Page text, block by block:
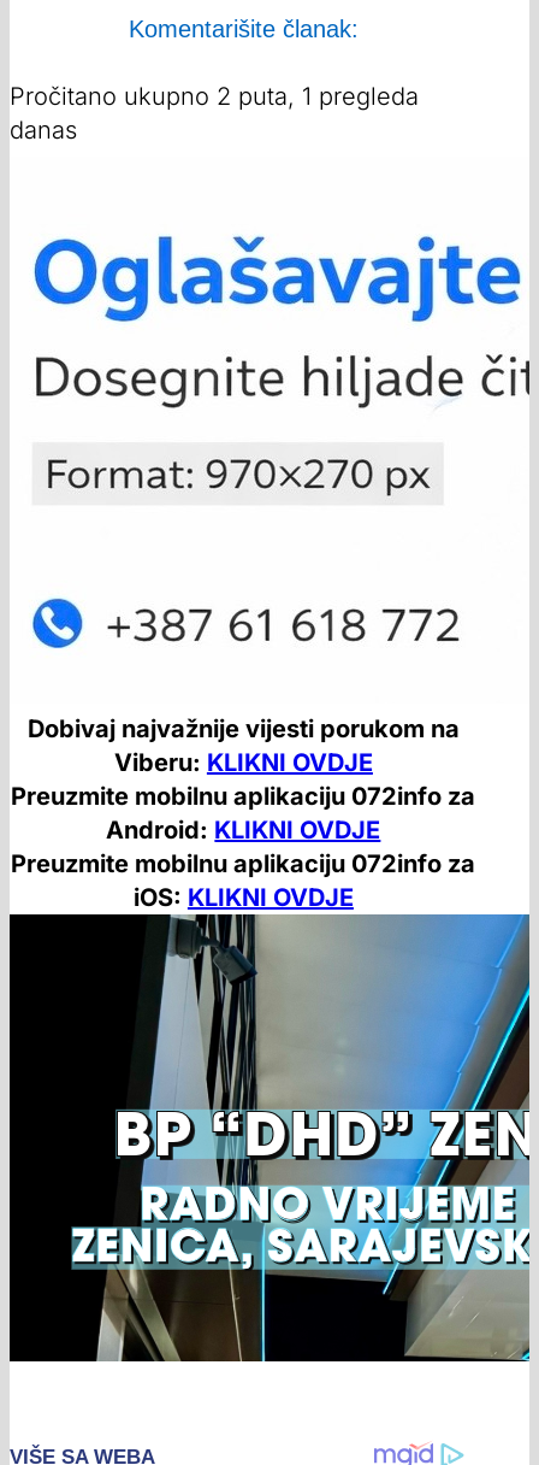
Komentarišite članak:
Pročitano ukupno 2 puta, 1 pregleda
danas
Dobivaj najvažnije vijesti porukom na
Viberu: KLIKNI OVDJE
Preuzmite mobilnu aplikaciju 072info za
Android: KLIKNI OVDJE
Preuzmite mobilnu aplikaciju 072info za
iOS: KLIKNI OVDJE